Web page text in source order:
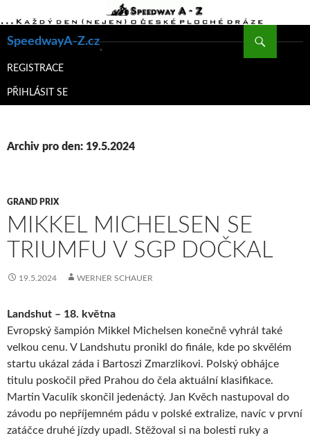
SpeedwayA-Z.cz
K
WEBU
REGISTRACE
PŘIHLÁSIT SE
Archiv pro den: 19.5.2024
GRAND PRIX
MIKKEL MICHELSEN SE
TRIUMFU V SGP DOČKAL
19.5.2024 WERNER SCHAUER
Landshut – 18. května
Evropský šampión Mikkel Michelsen konečně vyhrál také
velkou cenu. V Landshutu pronikl do finále, kde po skvělém
startu ukázal záda i Bartoszi Zmarzlikovi. Polský obhájce
titulu poskočil před Prahou do čela aktuální klasifikace.
Martin Vaculík skončil jedenáctý. Jan Kvěch nastupoval do
závodu po nepříjemném pádu v polské extralize, navíc v první
zatáčce druhé jízdy upadl. Stěžoval si na bolesti ruky a